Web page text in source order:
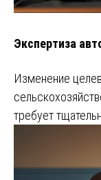
Экспертиза
Изменение
требует